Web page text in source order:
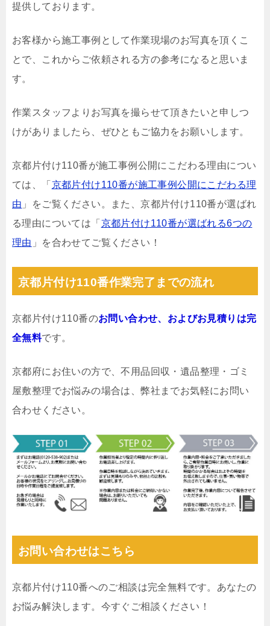
提供しております。
お客様から施工事例として作業現場のお写真を頂くこ
とで、これからご依頼される方の参考になると思いま
す。
作業スタッフよりお写真を撮らせて頂きたいと申しつ
けがありましたら、ぜひともご協力をお願いします。
京都片付け110番が施工事例公開にこだわる理由につい
ては、「 京都片付け110番が施工事例公開にこだわる理
由 」をご覧ください。また、京都片付け110番が選ばれ
る理由については「 京都片付け110番が選ばれる6つの
理由 」を合わせてご覧ください！
京都片付け110番作業完了までの流れ
京都片付け110番のお問い合わせ、およびお見積りは完
全無料です。
京都府にお住いの方で、不用品回収・遺品整理・ゴミ
屋敷整理でお悩みの場合は、弊社までお気軽にお問い
合わせください。
お問い合わせはこちら
京都片付け110番へのご相談は完全無料です。あなたの
お悩み解決します。今すぐご相談ください！